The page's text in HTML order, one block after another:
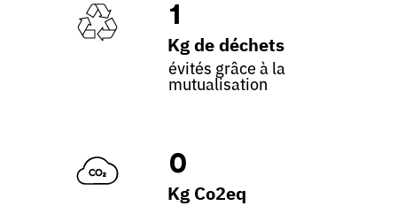
1
Kg de déchets
évités grâce à la
mutualisation
0
Kg Co2eq